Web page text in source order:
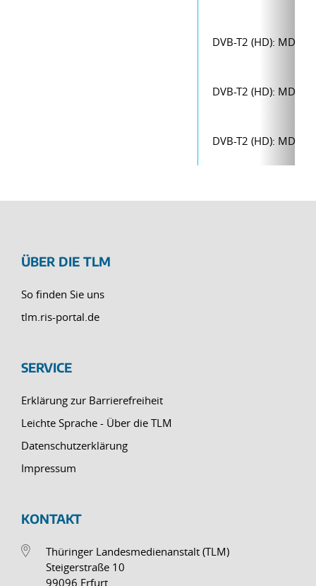
DVB-T2 (HD): MDR1
DVB-T2 (HD): MDR1
DVB-T2 (HD): MDR1
ÜBER DIE TLM
So finden Sie uns
tlm.ris-portal.de
SERVICE
Erklärung zur Barrierefreiheit
Leichte Sprache - Über die TLM
Datenschutzerklärung
Impressum
KONTAKT
Thüringer Landesmedienanstalt (TLM)
Steigerstraße 10
99096 Erfurt